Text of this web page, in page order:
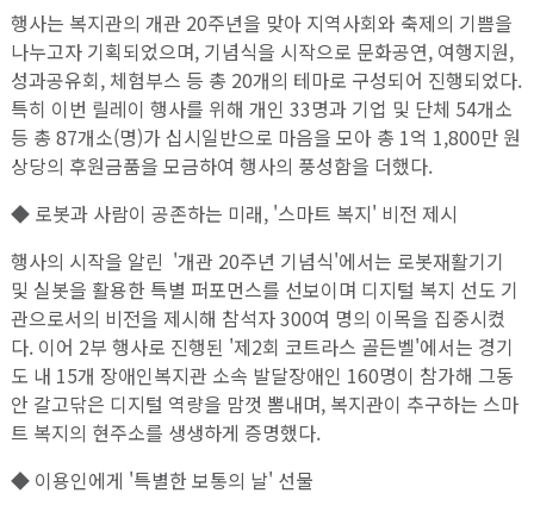
행사는 복지관의 개관 20주년을 맞아 지역사회와 축제의 기쁨을
나누고자 기획되었으며, 기념식을 시작으로 문화공연, 여행지원,
성과공유회, 체험부스 등 총 20개의 테마로 구성되어 진행되었다.
특히 이번 릴레이 행사를 위해 개인 33명과 기업 및 단체 54개소
등 총 87개소(명)가 십시일반으로 마음을 모아 총 1억 1,800만 원
상당의 후원금품을 모금하여 행사의 풍성함을 더했다.
◆ 로봇과 사람이 공존하는 미래, '스마트 복지' 비전 제시
행사의 시작을 알린 '개관 20주년 기념식'에서는 로봇재활기기
및 실봇을 활용한 특별 퍼포먼스를 선보이며 디지털 복지 선도 기
관으로서의 비전을 제시해 참석자 300여 명의 이목을 집중시켰
다. 이어 2부 행사로 진행된 '제2회 코트라스 골든벨'에서는 경기
도 내 15개 장애인복지관 소속 발달장애인 160명이 참가해 그동
안 갈고닦은 디지털 역량을 맘껏 뽐내며, 복지관이 추구하는 스마
트 복지의 현주소를 생생하게 증명했다.
◆ 이용인에게 '특별한 보통의 날' 선물